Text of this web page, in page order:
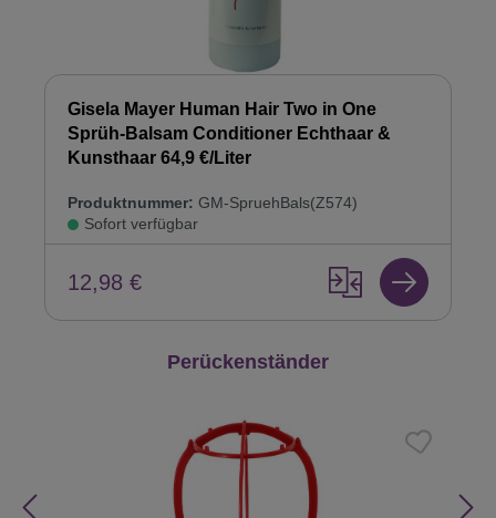
Gisela Mayer Human Hair Two in One
Sprüh-Balsam Conditioner Echthaar &
Kunsthaar 64,9 €/Liter
Produktnummer: GM-SpruehBals(Z574)
Sofort verfügbar
12,98 €
Produktgalerie überspringen
Perückenständer